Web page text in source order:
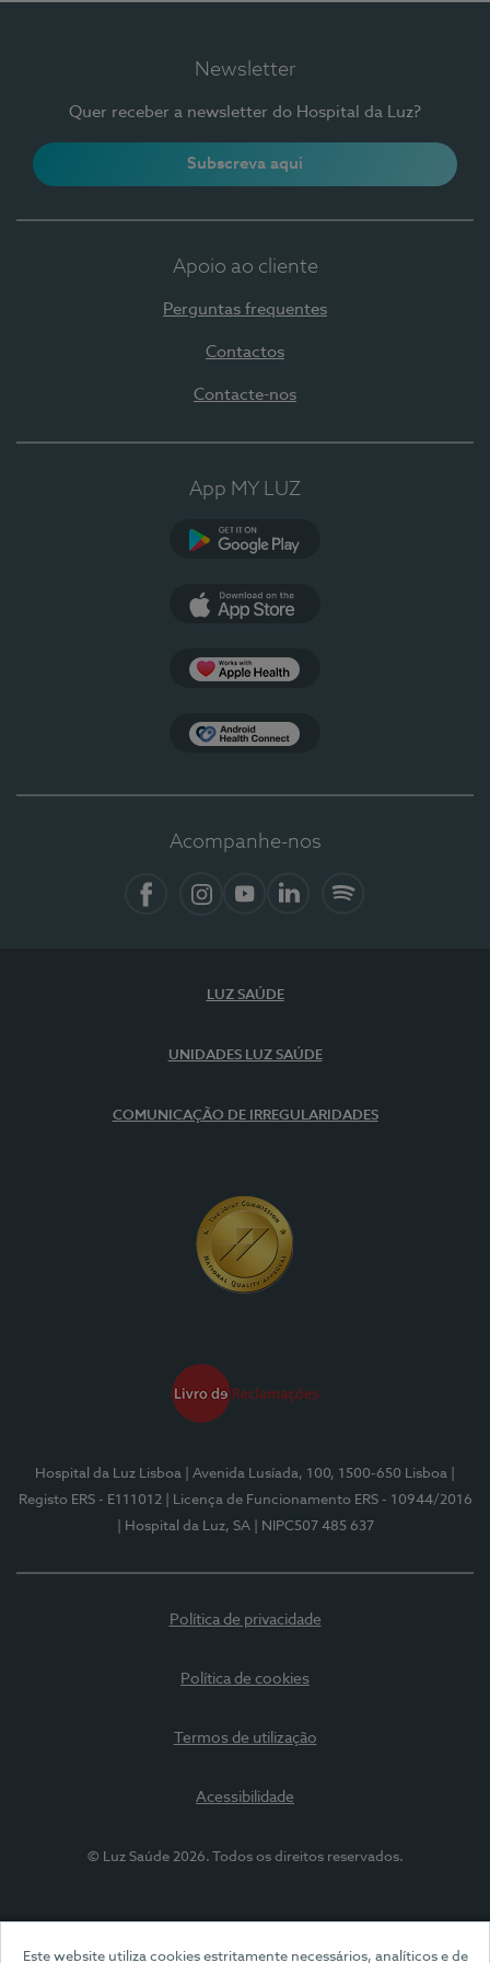
Este website utiliza cookies estritamente necessários, analíticos e de
Newsletter
Quer receber a newsletter do Hospital da Luz?
Subscreva aqui
Apoio ao cliente
Perguntas frequentes
Contactos
Contacte-nos
App MY LUZ
Acompanhe-nos
LUZ SAÚDE
UNIDADES LUZ SAÚDE
COMUNICAÇÃO DE IRREGULARIDADES
Hospital da Luz Lisboa | Avenida Lusíada, 100, 1500-650 Lisboa
Registo ERS - E111012
| Licença de Funcionamento ERS - 10944/2016
| Hospital da Luz, SA
| NIPC507 485 637
Política de privacidade
Política de cookies
Termos de utilização
Acessibilidade
© Luz Saúde 2026. Todos os direitos reservados.